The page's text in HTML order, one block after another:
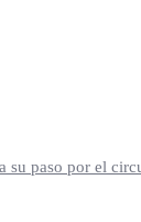
su paso por el